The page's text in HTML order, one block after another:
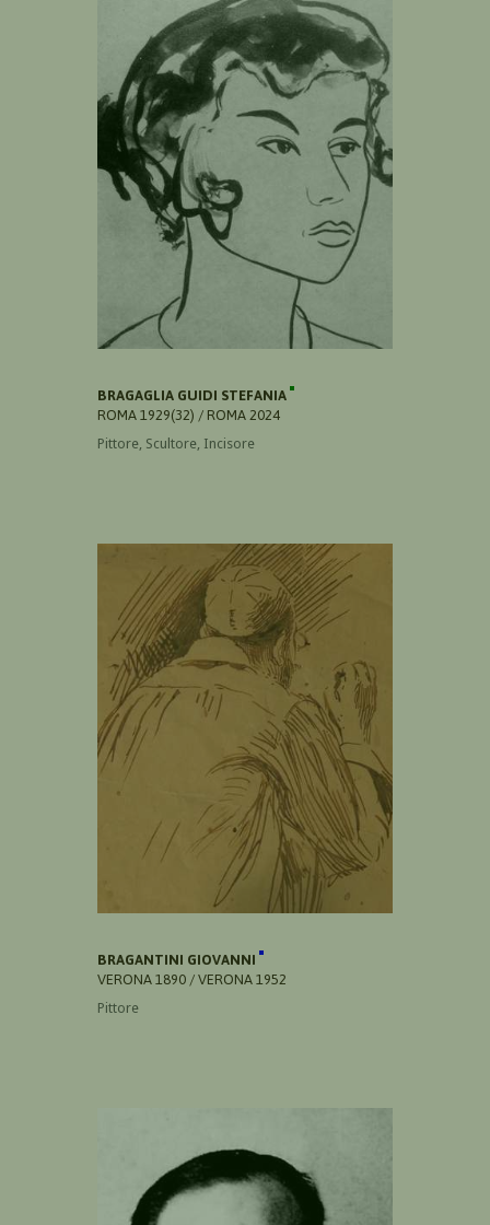
BRAGAGLIA GUIDI STEFANIA
ROMA 1929(32) / ROMA 2024
Pittore, Scultore, Incisore
BRAGANTINI GIOVANNI
VERONA 1890 / VERONA 1952
Pittore